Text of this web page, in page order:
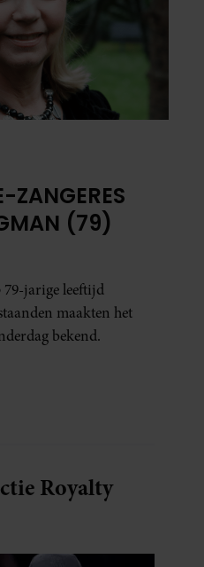
ZANGERES
(79)
79-jarige leeftijd
maakten het
bekend.
Royalty